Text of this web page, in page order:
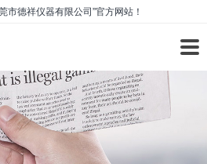
市德祥仪器有限公司”官方网站！